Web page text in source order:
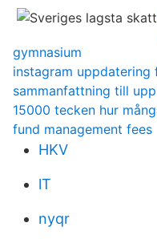
gymnasium
instagram uppdatering
sammanfattning till
15000 tecken hur
fund management fees
HKV
lT
nyqr